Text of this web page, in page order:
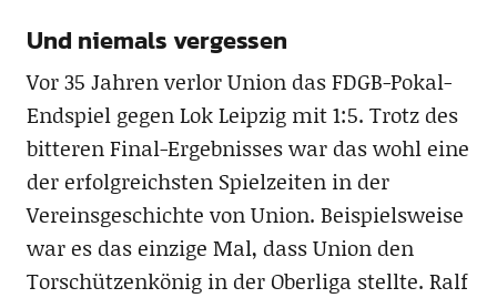
Und niemals vergessen
Vor 35 Jahren verlor Union das FDGB-Pokal-
Endspiel gegen Lok Leipzig mit 1:5. Trotz des
bitteren Final-Ergebnisses war das wohl eine
der erfolgreichsten Spielzeiten in der
Vereinsgeschichte von Union. Beispielsweise
war es das einzige Mal, dass Union den
Torschützenkönig in der Oberliga stellte. Ralf